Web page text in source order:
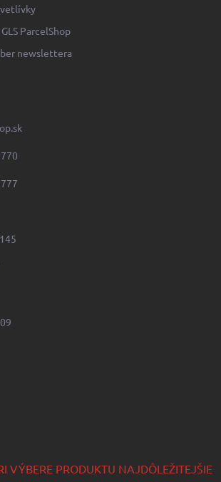
ParcelShop
newslettera
VÝBERE PRODUKTU NAJDÔLEŽITEJŠIE